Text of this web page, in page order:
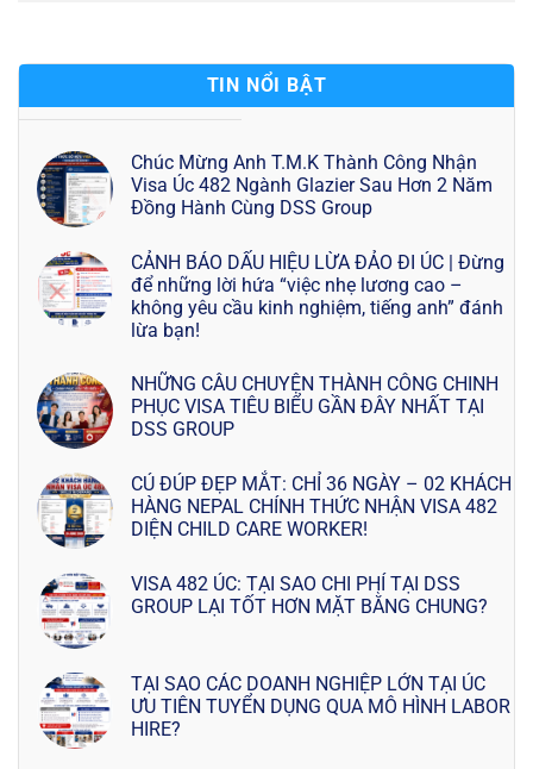
TIN NỔI BẬT
Chúc Mừng Anh T.M.K Thành Công Nhận
Visa Úc 482 Ngành Glazier Sau Hơn 2 Năm
Đồng Hành Cùng DSS Group
CẢNH BÁO DẤU HIỆU LỪA ĐẢO ĐI ÚC | Đừng
để những lời hứa “việc nhẹ lương cao –
không yêu cầu kinh nghiệm, tiếng anh” đánh
lừa bạn!
NHỮNG CÂU CHUYỆN THÀNH CÔNG CHINH
PHỤC VISA TIÊU BIỂU GẦN ĐÂY NHẤT TẠI
DSS GROUP
CÚ ĐÚP ĐẸP MẮT: CHỈ 36 NGÀY – 02 KHÁCH
HÀNG NEPAL CHÍNH THỨC NHẬN VISA 482
DIỆN CHILD CARE WORKER!
VISA 482 ÚC: TẠI SAO CHI PHÍ TẠI DSS
GROUP LẠI TỐT HƠN MẶT BẰNG CHUNG?
TẠI SAO CÁC DOANH NGHIỆP LỚN TẠI ÚC
ƯU TIÊN TUYỂN DỤNG QUA MÔ HÌNH LABOR
HIRE?